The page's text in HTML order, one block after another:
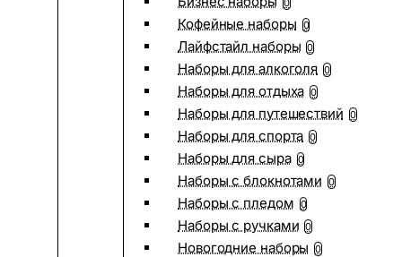
0
Кофейные наборы 0
Лайфстайл наборы 0
Наборы для алкоголя 0
Наборы для отдыха 0
Наборы для путешествий 0
Наборы для спорта 0
Наборы для сыра 0
Наборы с блокнотами 0
Наборы с пледом 0
Наборы с ручками 0
Новогодние наборы 0